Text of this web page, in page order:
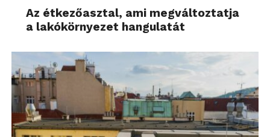
Az étkezőasztal, ami megváltoztatja
a lakókörnyezet hangulatát